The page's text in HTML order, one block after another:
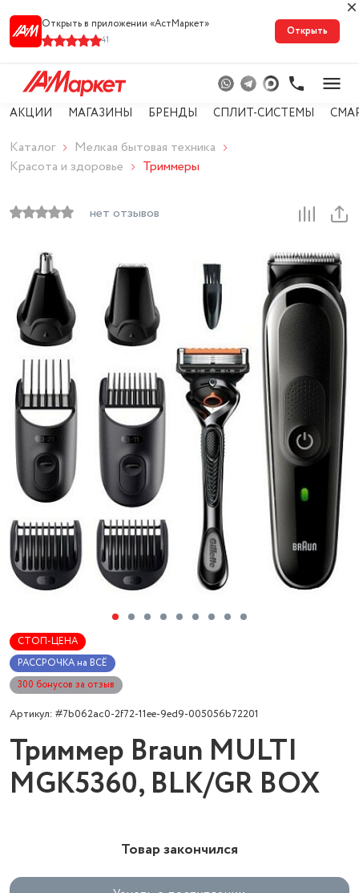
Открыть в приложении «АстМарке‪т‬»
41
Открыть
АКЦИИ МАГАЗИНЫ БРЕНДЫ СПЛИТ-СИСТЕМЫ
Каталог
Мелкая бытовая техника
Красота и здоровье
Триммеры
нет отзывов
СТОП-ЦЕНА
РАССРОЧКА на ВСЁ
300 бонусов за отзыв
Артикул: #7b062ac0-2f72-11ee-9ed9-005056b72201
Триммер Braun MULTI
MGK5360, BLK/GR BOX
Товар закончился